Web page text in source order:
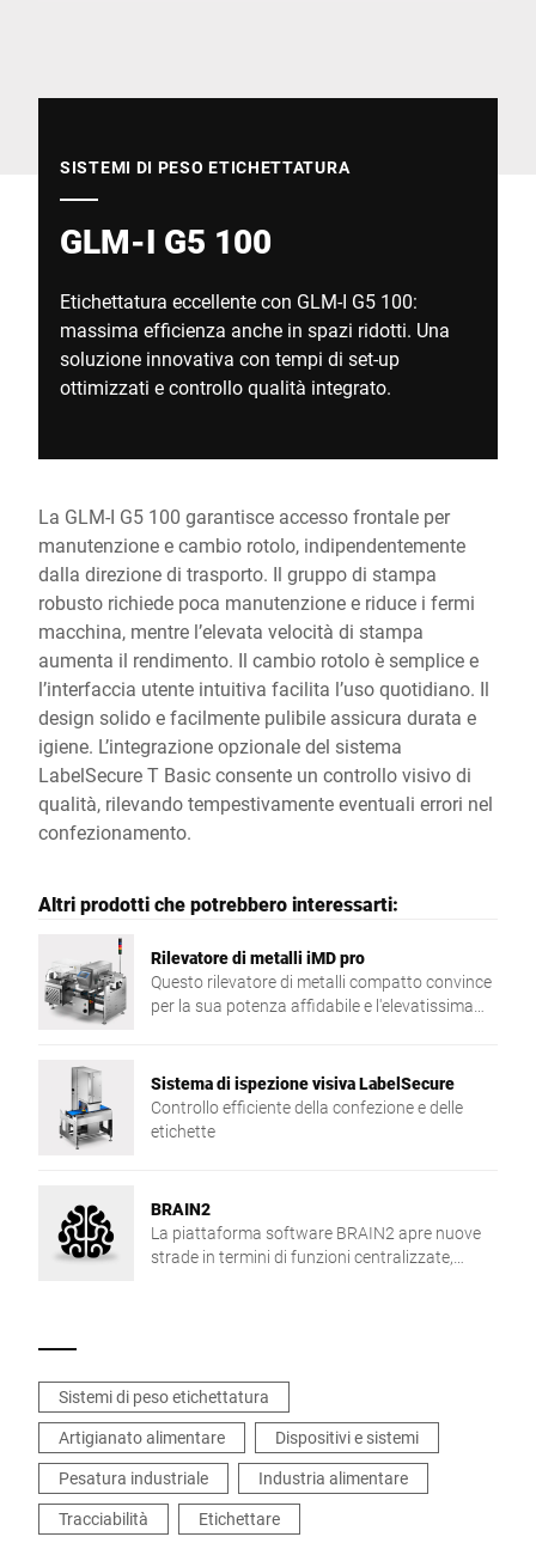
SISTEMI DI PESO ETICHETTATURA
GLM-I G5 100
Etichettatura eccellente con GLM-I G5 100:
massima efficienza anche in spazi ridotti. Una
soluzione innovativa con tempi di set-up
ottimizzati e controllo qualità integrato.
La GLM-I G5 100 garantisce accesso frontale per
manutenzione e cambio rotolo, indipendentemente
dalla direzione di trasporto. Il gruppo di stampa
robusto richiede poca manutenzione e riduce i fermi
macchina, mentre l’elevata velocità di stampa
aumenta il rendimento. Il cambio rotolo è semplice e
l’interfaccia utente intuitiva facilita l’uso quotidiano. Il
design solido e facilmente pulibile assicura durata e
igiene. L’integrazione opzionale del sistema
LabelSecure T Basic consente un controllo visivo di
qualità, rilevando tempestivamente eventuali errori nel
confezionamento.
Altri prodotti che potrebbero interessarti:
Rilevatore di metalli iMD pro
Questo rilevatore di metalli compatto convince
per la sua potenza affidabile e l'elevatissima
Sistema di ispezione visiva LabelSecure
Controllo efficiente della confezione e delle
etichette
BRAIN2
La piattaforma software BRAIN2 apre nuove
strade in termini di funzioni centralizzate,
Sistemi di peso etichettatura
Artigianato alimentare
Dispositivi e sistemi
Pesatura industriale
Industria alimentare
Tracciabilità
Etichettare